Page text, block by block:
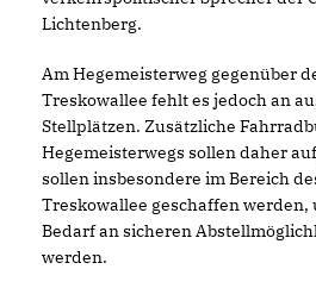
Lichtenberg.
Am Hegemeisterweg gegenüber
Treskowallee fehlt es jedoch an
Stellplätzen. Zusätzliche
Hegemeisterwegs sollen daher
sollen insbesondere im Bereich
Treskowallee geschaffen werden,
Bedarf an sicheren
werden.